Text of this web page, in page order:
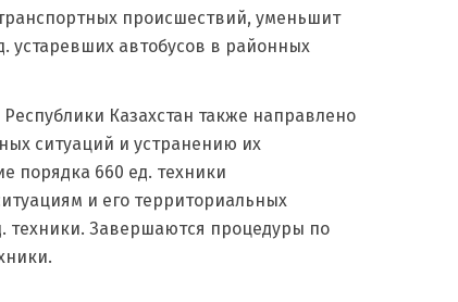
происшествий, уменьшит
устаревших автобусов в районных
Казахстан также направлено
ситуаций и устранению их
порядка 660 ед. техники
и его территориальных
техники. Завершаются процедуры по